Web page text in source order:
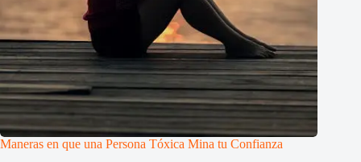
Maneras en que una Persona Tóxica Mina tu Confianza